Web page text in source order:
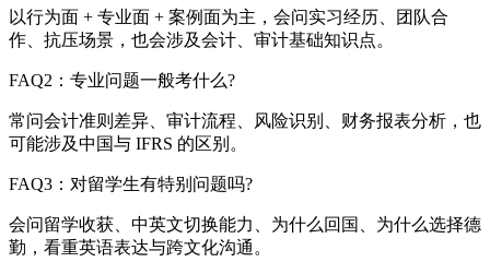
以行为面 + 专业面 + 案例面为主，会问实习经历、团队合
作、抗压场景，也会涉及会计、审计基础知识点。
FAQ2：专业问题一般考什么?
常问会计准则差异、审计流程、风险识别、财务报表分析，也
可能涉及中国与 IFRS 的区别。
FAQ3：对留学生有特别问题吗?
会问留学收获、中英文切换能力、为什么回国、为什么选择德
勤，看重英语表达与跨文化沟通。